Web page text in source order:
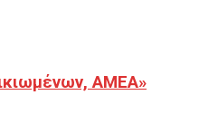
ΑΜΕΑ»